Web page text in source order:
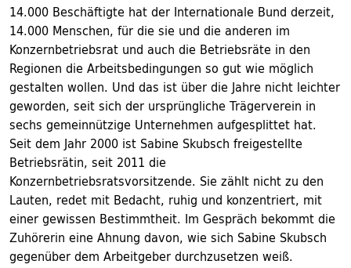
14.000 Beschäftigte hat der Internationale Bund derzeit,
14.000 Menschen, für die sie und die anderen im
Konzernbetriebsrat und auch die Betriebsräte in den
Regionen die Arbeitsbedingungen so gut wie möglich
gestalten wollen. Und das ist über die Jahre nicht leichter
geworden, seit sich der ursprüngliche Trägerverein in
sechs gemeinnützige Unternehmen aufgesplittet hat.
Seit dem Jahr 2000 ist Sabine Skubsch freigestellte
Betriebsrätin, seit 2011 die
Konzernbetriebsratsvorsitzende. Sie zählt nicht zu den
Lauten, redet mit Bedacht, ruhig und konzentriert, mit
einer gewissen Bestimmtheit. Im Gespräch bekommt die
Zuhörerin eine Ahnung davon, wie sich Sabine Skubsch
gegenüber dem Arbeitgeber durchzusetzen weiß.